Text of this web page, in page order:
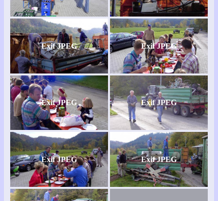
Exif JPEG Exif JPEG
Exif JPEG Exif JPEG
Exif JPEG Exif JPEG